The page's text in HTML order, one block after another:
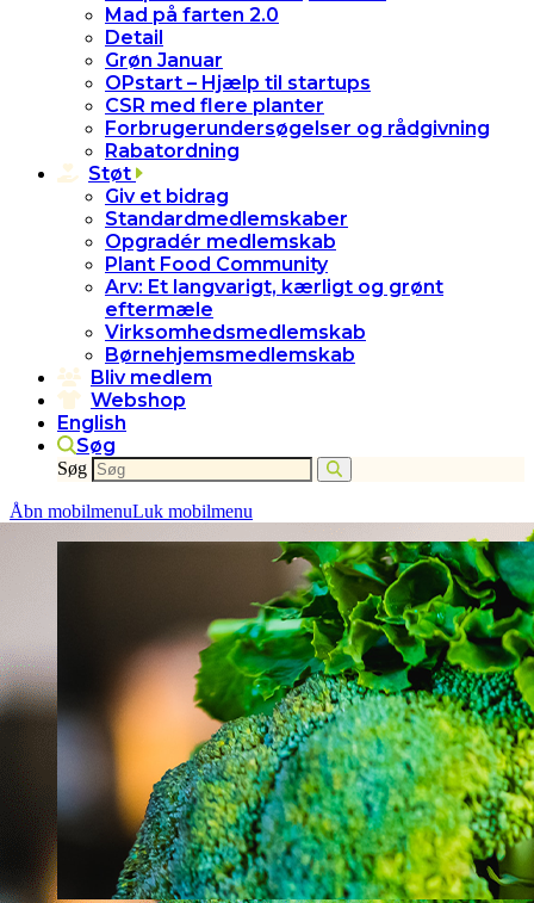
Mad på farten 2.0
Detail
Grøn Januar
OPstart – Hjælp til startups
CSR med flere planter
Forbrugerundersøgelser og rådgivning
Rabatordning
Støt
Giv et bidrag
Standardmedlemskaber
Opgradér medlemskab
Plant Food Community
Arv: Et langvarigt, kærligt og grønt
eftermæle
Virksomhedsmedlemskab
Børnehjemsmedlemskab
Bliv medlem
Webshop
English
Søg
Søg
Åbn mobilmenuLuk mobilmenu